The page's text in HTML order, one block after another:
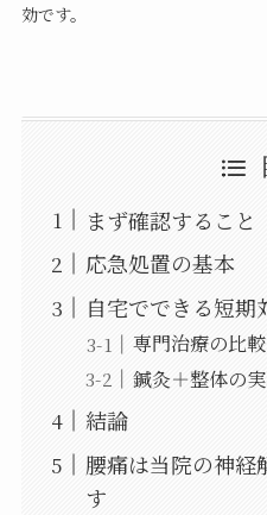
効です。
まず確認すること
応急処置の基本
自宅でできる短期
専門治療の比較
鍼灸＋整体の
結論
腰痛は当院の神経
す